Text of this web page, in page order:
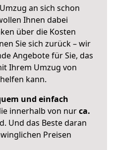
an sich schon
Ihnen dabei
über die Kosten
Sie sich zurück – wir
Angebote für Sie, das
Ihrem Umzug von
kann.
und einfach
innerhalb von nurca.
Und das Beste daran
Preisen